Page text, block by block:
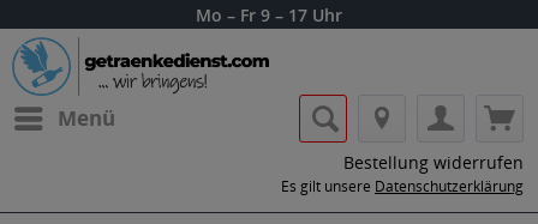
Mo – Fr 9 – 17 Uhr
Menü
Bestellung widerrufen
Es gilt unsere Datenschutzerklärung